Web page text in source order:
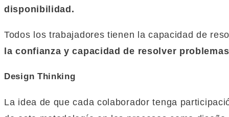
disponibilidad.
Todos los trabajadores tienen la capacidad de
la confianza y capacidad de resolver
Design Thinking
La idea de que cada colaborador tenga